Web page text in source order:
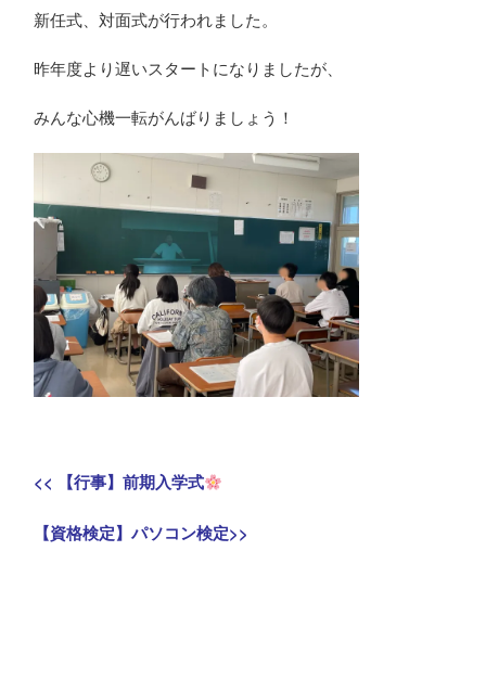
新任式、対面式が行われました。
昨年度より遅いスタートになりましたが、
みんな心機一転がんばりましょう！
投
稿
<<
Previous
【行事】前期入学式
Next
【資格検定】パソコン検定>>